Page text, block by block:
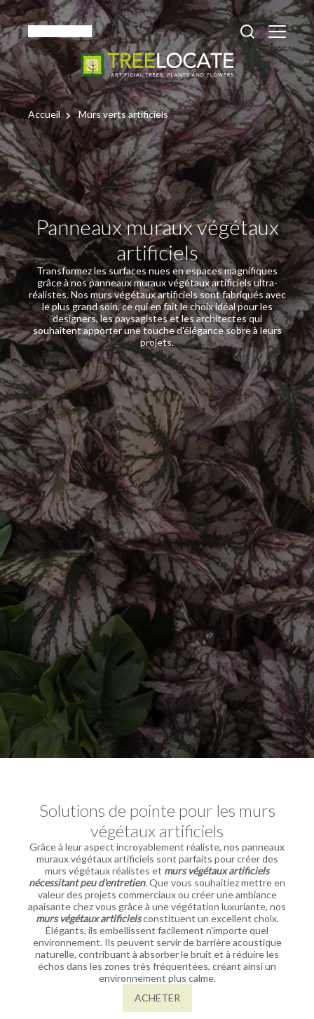
Accueil Murs verts artificiels
Panneaux muraux végétaux
artificiels
Transformez les surfaces nues en espaces magnifiques
grâce à nos panneaux muraux végétaux artificiels ultra-
réalistes. Nos murs végétaux artificiels sont fabriqués avec
le plus grand soin, ce qui en fait le choix idéal pour les
designers, les paysagistes et les architectes qui
souhaitent apporter une touche d'élégance sobre à leurs
projets.
Solutions de pointe pour les murs
végétaux artificiels
Grâce à leur aspect incroyablement réaliste, nos panneaux
muraux végétaux artificiels sont parfaits pour créer des
murs végétaux réalistes et murs végétaux artificiels
nécessitant peu d'entretien. Que vous souhaitiez mettre en
valeur des projets commerciaux ou créer une ambiance
apaisante chez vous grâce à une végétation luxuriante, nos
murs végétaux artificielsconstituent un excellent choix.
Élégants, ils embellissent facilement n'importe quel
environnement. Ils peuvent servir de barrière acoustique
naturelle, contribuant à absorber le bruit et à réduire les
échos dans les zones très fréquentées, créant ainsi un
environnement plus calme.
ACHETER